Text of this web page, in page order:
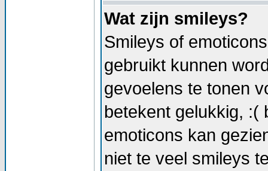
Wat zijn smileys?
Smileys of
gebruikt kunnen
gevoelens te tonen
betekent gelukkig, :(
emoticons kan
niet te veel smileys